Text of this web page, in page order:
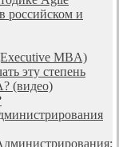
российском и
MBA)
эту степень
(видео)